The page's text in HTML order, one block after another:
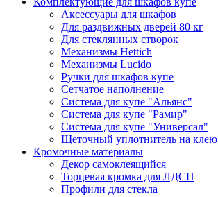
Аксессуары для шкафов
Для раздвижных дверей 80 кг
Для стеклянных створок
Механизмы Hettich
Механизмы Lucido
Ручки для шкафов купе
Сетчатое наполнение
Система для купе "Альянс"
Система для купе "Рамир"
Система для купе "Универсал"
Щеточный уплотнитель на клею
Кромочные материалы
Декор самоклеящийся
Торцевая кромка для ЛДСП
Профили для стекла